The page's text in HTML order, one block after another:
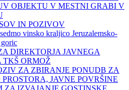
OBJEKTU V MESTNI GRABI V
IN POZIVOV
vinsko kraljico Jeruzalemsko-
DIREKTORJA JAVNEGA
TKŠ ORMOŽ
ZA ZBIRANJE PONUDB ZA
JAVNE POVRŠINE
ZA IZVAJANJE GOSTINSKE